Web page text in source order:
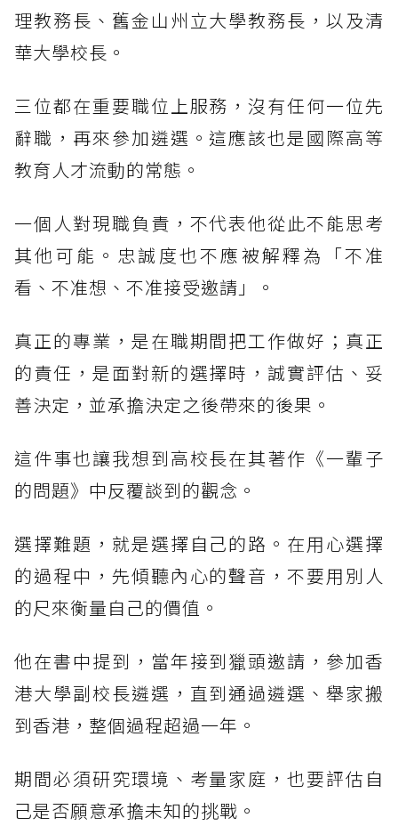
理教務長、舊金山州立大學教務長，以及清
華大學校長。
三位都在重要職位上服務，沒有任何一位先
辭職，再來參加遴選。這應該也是國際高等
教育人才流動的常態。
一個人對現職負責，不代表他從此不能思考
其他可能。忠誠度也不應被解釋為「不准
看、不准想、不准接受邀請」。
真正的專業，是在職期間把工作做好；真正
的責任，是面對新的選擇時，誠實評估、妥
善決定，並承擔決定之後帶來的後果。
這件事也讓我想到高校長在其著作《一輩子
的問題》中反覆談到的觀念。
選擇難題，就是選擇自己的路。在用心選擇
的過程中，先傾聽內心的聲音，不要用別人
的尺來衡量自己的價值。
他在書中提到，當年接到獵頭邀請，參加香
港大學副校長遴選，直到通過遴選、舉家搬
到香港，整個過程超過一年。
期間必須研究環境、考量家庭，也要評估自
己是否願意承擔未知的挑戰。